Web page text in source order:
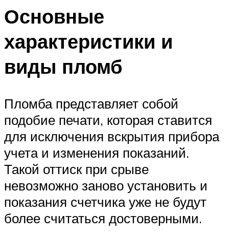
Основные
характеристики и
виды пломб
Пломба представляет собой
подобие печати, которая ставится
для исключения вскрытия прибора
учета и изменения показаний.
Такой оттиск при срыве
невозможно заново установить и
показания счетчика уже не будут
более считаться достоверными.